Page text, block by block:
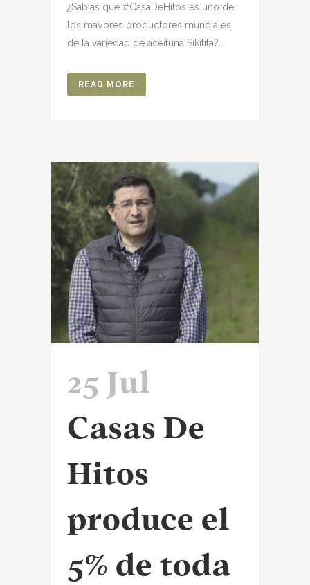
¿Sabías que #CasaDeHitos es uno de
los mayores productores mundiales
de la variedad de aceituna Sikitita?...
READ MORE
25 Jul
Casas De
Hitos
produce el
5% de toda